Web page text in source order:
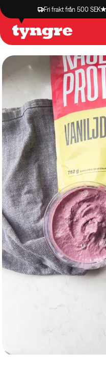
Fri frakt från 500 SEK
Butik Recept